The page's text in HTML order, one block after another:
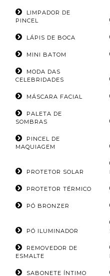
LIMPADOR DE
PINCEL
LÁPIS DE BOCA
MINI BATOM
MODA DAS
CELEBRIDADES
MÁSCARA FACIAL
PALETA DE
SOMBRAS
PINCEL DE
MAQUIAGEM
PROTETOR SOLAR
PROTETOR TÉRMICO
PÓ BRONZER
PÓ ILUMINADOR
REMOVEDOR DE
ESMALTE
SABONETE ÍNTIMO